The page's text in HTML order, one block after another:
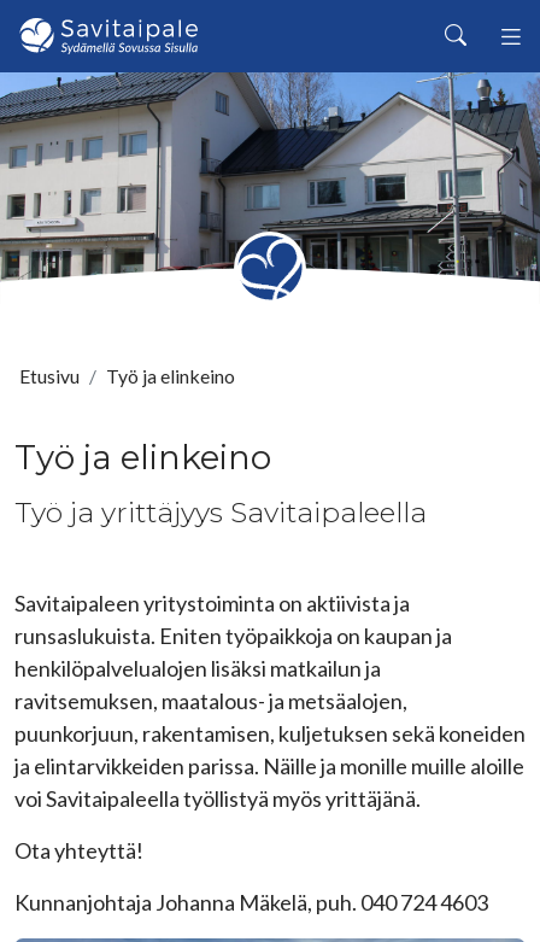
Siirry pääsisältöön
Haku
Etusivu Työ ja elinkeino
Työ ja elinkeino
Työ ja yrittäjyys Savitaipaleella
Savitaipaleen yritystoiminta on aktiivista ja
runsaslukuista. Eniten työpaikkoja on kaupan ja
henkilöpalvelualojen lisäksi matkailun ja
ravitsemuksen, maatalous- ja metsäalojen,
puunkorjuun, rakentamisen, kuljetuksen sekä koneiden
ja elintarvikkeiden parissa. Näille ja monille muille aloille
voi Savitaipaleella työllistyä myös yrittäjänä.
Ota yhteyttä!
Kunnanjohtaja Johanna Mäkelä, puh. 040 724 4603